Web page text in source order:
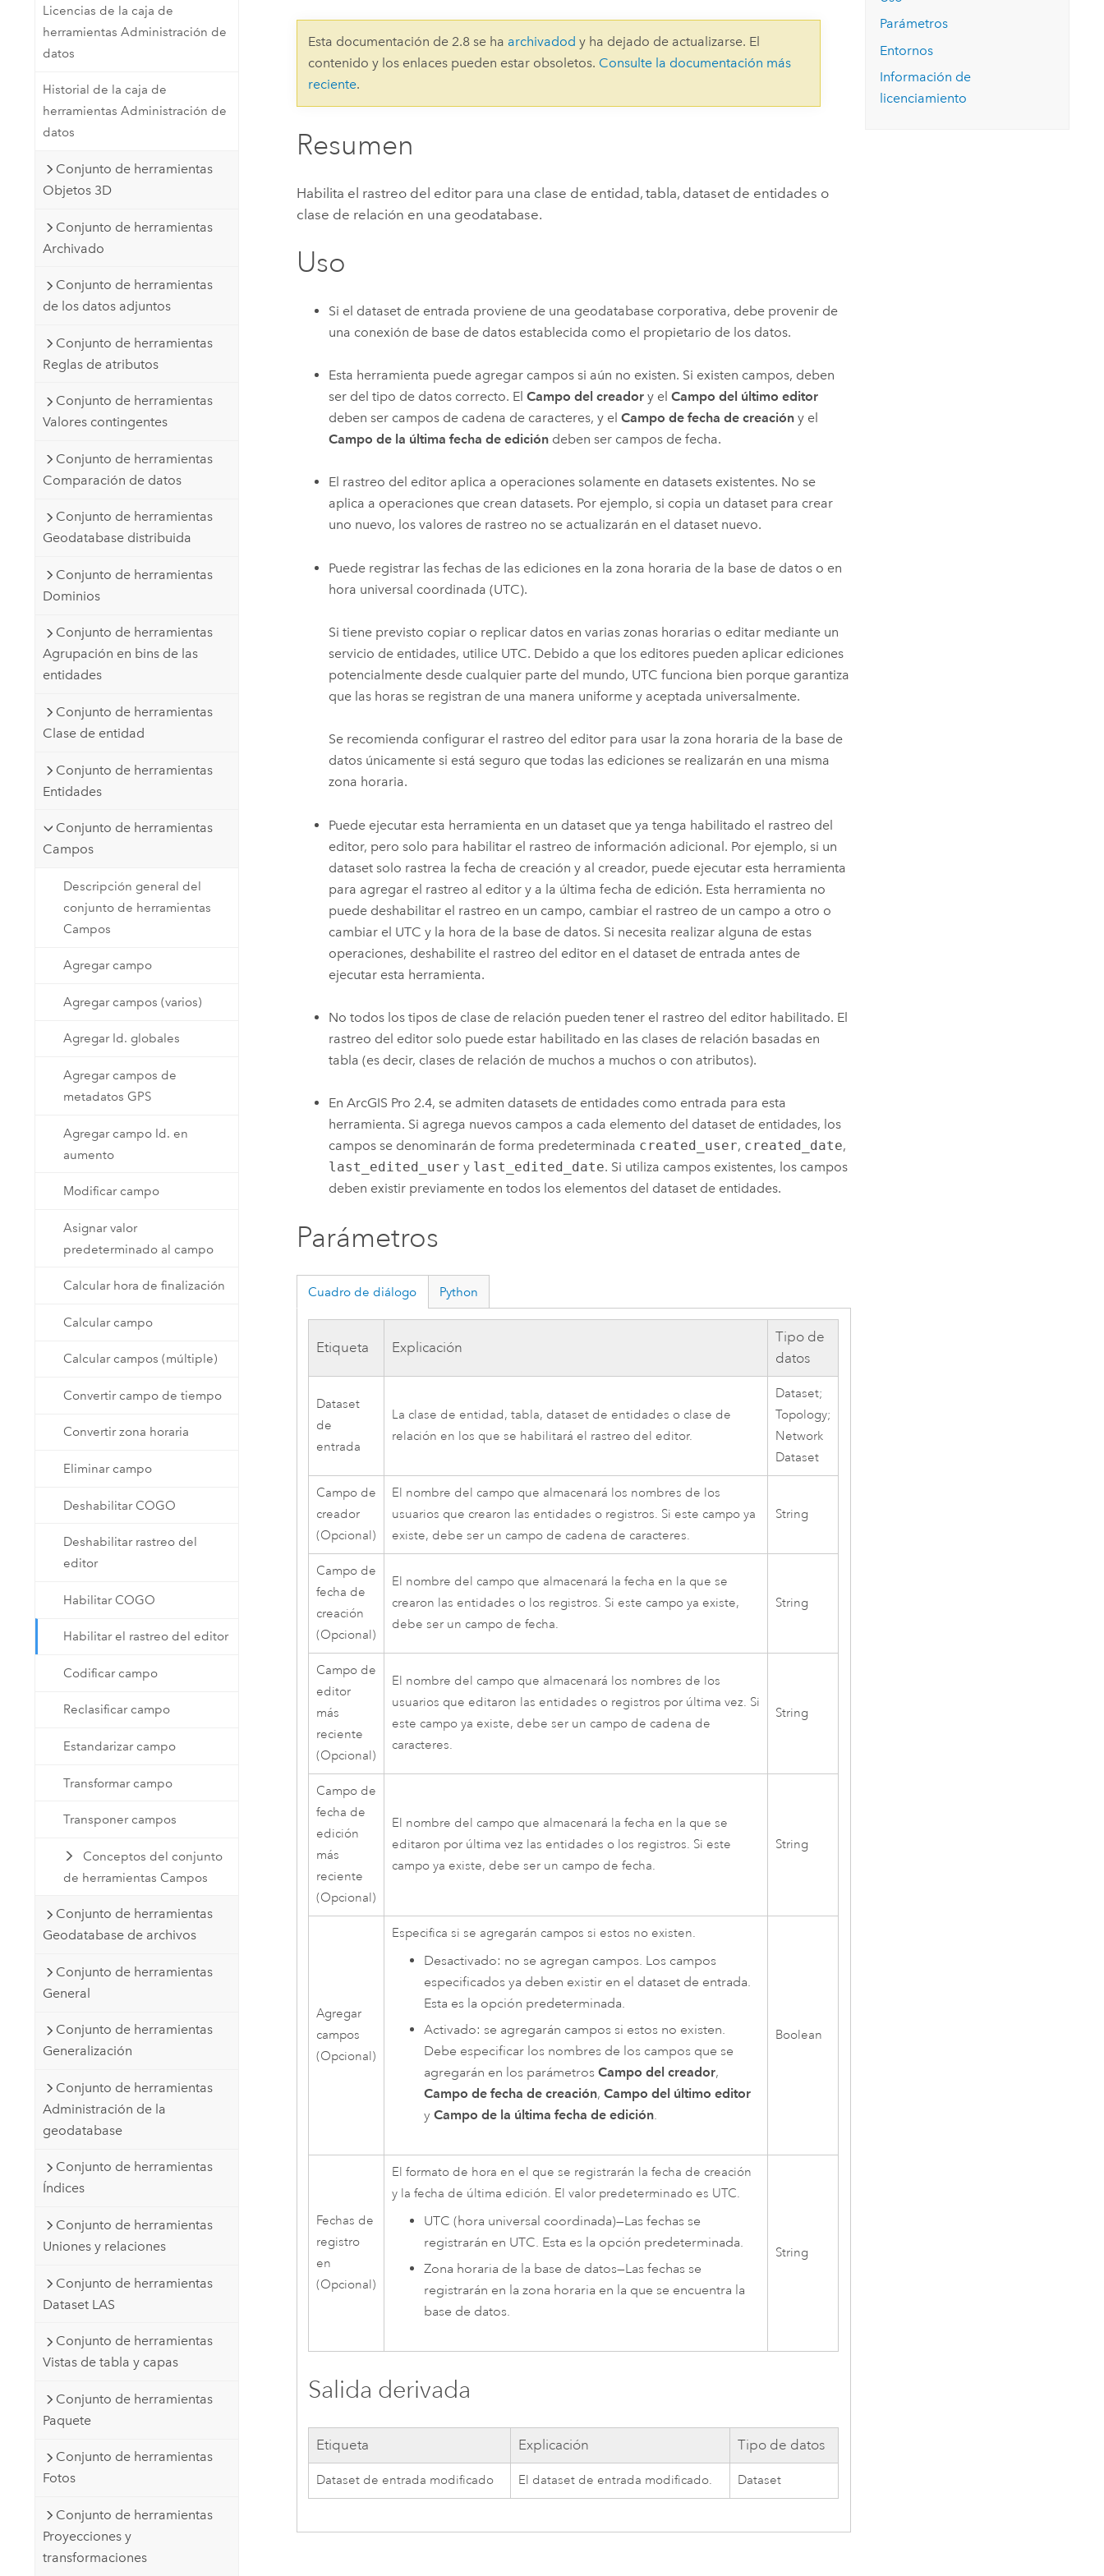
Tecnología para desarrolladores
análisis espacial
Explorar ArcGIS Pro
Todas las historias
Leer la historia
Licencias de la caja de
herramientas Administración de
datos
Historial de la caja de
herramientas Administración de
datos
Conjunto de herramientas
Objetos 3D
Conjunto de herramientas
Archivado
Conjunto de herramientas
de los datos adjuntos
Conjunto de herramientas
Reglas de atributos
Conjunto de herramientas
Valores contingentes
Conjunto de herramientas
Comparación de datos
Conjunto de herramientas
Geodatabase distribuida
Conjunto de herramientas
Dominios
Conjunto de herramientas
Agrupación en bins de las
entidades
Conjunto de herramientas
Clase de entidad
Conjunto de herramientas
Entidades
Conjunto de herramientas
Campos
Descripción general del
conjunto de herramientas
Campos
Agregar campo
Agregar campos (varios)
Agregar Id. globales
Agregar campos de
metadatos GPS
Agregar campo Id. en
aumento
Modificar campo
Asignar valor
predeterminado al campo
Calcular hora de finalización
Calcular campo
Calcular campos (múltiple)
Convertir campo de tiempo
Convertir zona horaria
Eliminar campo
Deshabilitar COGO
Deshabilitar rastreo del
editor
Habilitar COGO
Habilitar el rastreo del editor
Codificar campo
Reclasificar campo
Estandarizar campo
Transformar campo
Transponer campos
Conceptos del conjunto
de herramientas Campos
Conjunto de herramientas
Geodatabase de archivos
Conjunto de herramientas
General
Conjunto de herramientas
Generalización
Conjunto de herramientas
Administración de la
geodatabase
Conjunto de herramientas
Índices
Conjunto de herramientas
Uniones y relaciones
Conjunto de herramientas
Dataset LAS
Conjunto de herramientas
Vistas de tabla y capas
Conjunto de herramientas
Paquete
Conjunto de herramientas
Fotos
Conjunto de herramientas
Proyecciones y
transformaciones
Esta documentación de 2.8 se ha archivadod y ha dejado de actualizarse. El
contenido y los enlaces pueden estar obsoletos. Consulte la documentación más
reciente.
Resumen
Habilita el rastreo del editor para una clase de entidad, tabla, dataset de entidades o
clase de relación en una geodatabase.
Uso
Si el dataset de entrada proviene de una geodatabase corporativa, debe provenir de
una conexión de base de datos establecida como el propietario de los datos.
Esta herramienta puede agregar campos si aún no existen. Si existen campos, deben
ser del tipo de datos correcto. El Campo del creadory el Campo del último editor
deben ser campos de cadena de caracteres, y el Campo de fecha de creacióny el
Campo de la última fecha de edicióndeben ser campos de fecha.
El rastreo del editor aplica a operaciones solamente en datasets existentes. No se
aplica a operaciones que crean datasets. Por ejemplo, si copia un dataset para crear
uno nuevo, los valores de rastreo no se actualizarán en el dataset nuevo.
Puede registrar las fechas de las ediciones en la zona horaria de la base de datos o en
hora universal coordinada (UTC).
Si tiene previsto copiar o replicar datos en varias zonas horarias o editar mediante un
servicio de entidades, utilice UTC. Debido a que los editores pueden aplicar ediciones
potencialmente desde cualquier parte del mundo, UTC funciona bien porque garantiza
que las horas se registran de una manera uniforme y aceptada universalmente.
Se recomienda configurar el rastreo del editor para usar la zona horaria de la base de
datos únicamente si está seguro que todas las ediciones se realizarán en una misma
zona horaria.
Puede ejecutar esta herramienta en un dataset que ya tenga habilitado el rastreo del
editor, pero solo para habilitar el rastreo de información adicional. Por ejemplo, si un
dataset solo rastrea la fecha de creación y al creador, puede ejecutar esta herramienta
para agregar el rastreo al editor y a la última fecha de edición. Esta herramienta no
puede deshabilitar el rastreo en un campo, cambiar el rastreo de un campo a otro o
cambiar el UTC y la hora de la base de datos. Si necesita realizar alguna de estas
operaciones, deshabilite el rastreo del editor en el dataset de entrada antes de
ejecutar esta herramienta.
No todos los tipos de clase de relación pueden tener el rastreo del editor habilitado. El
rastreo del editor solo puede estar habilitado en las clases de relación basadas en
tabla (es decir, clases de relación de muchos a muchos o con atributos).
En ArcGIS Pro 2.4, se admiten datasets de entidades como entrada para esta
herramienta. Si agrega nuevos campos a cada elemento del dataset de entidades, los
campos se denominarán de forma predeterminada created_user, created_date,
last_edited_user y last_edited_date. Si utiliza campos existentes, los campos
deben existir previamente en todos los elementos del dataset de entidades.
Parámetros
Cuadro de diálogo Python
Etiqueta Explicación
Tipo de
datos
Dataset
de
entrada
La clase de entidad, tabla, dataset de entidades o clase de
relación en los que se habilitará el rastreo del editor.
Dataset;
Topology;
Network
Dataset
Campo de
creador
(Opcional)
El nombre del campo que almacenará los nombres de los
usuarios que crearon las entidades o registros. Si este campo ya
existe, debe ser un campo de cadena de caracteres.
String
Campo de
fecha de
creación
(Opcional)
El nombre del campo que almacenará la fecha en la que se
crearon las entidades o los registros. Si este campo ya existe,
debe ser un campo de fecha.
String
Campo de
editor
más
reciente
(Opcional)
El nombre del campo que almacenará los nombres de los
usuarios que editaron las entidades o registros por última vez. Si
este campo ya existe, debe ser un campo de cadena de
caracteres.
String
Campo de
fecha de
edición
más
reciente
(Opcional)
El nombre del campo que almacenará la fecha en la que se
editaron por última vez las entidades o los registros. Si este
campo ya existe, debe ser un campo de fecha.
String
Agregar
campos
(Opcional)
Especifica si se agregarán campos si estos no existen.
Desactivado: no se agregan campos. Los campos
especificados ya deben existir en el dataset de entrada.
Esta es la opción predeterminada.
Activado: se agregarán campos si estos no existen.
Debe especificar los nombres de los campos que se
agregarán en los parámetros Campo del creador,
Campo de fecha de creación, Campo del último editor
y Campo de la última fecha de edición.
Boolean
Fechas de
registro
en
(Opcional)
El formato de hora en el que se registrarán la fecha de creación
y la fecha de última edición. El valor predeterminado es UTC.
UTC (hora universal coordinada)—Las fechas se
registrarán en UTC. Esta es la opción predeterminada.
Zona horaria de la base de datos—Las fechas se
registrarán en la zona horaria en la que se encuentra la
base de datos.
String
Salida derivada
Etiqueta Explicación Tipo de datos
Dataset de entrada modificado El dataset de entrada modificado. Dataset
Parámetros
Entornos
Información de
licenciamiento